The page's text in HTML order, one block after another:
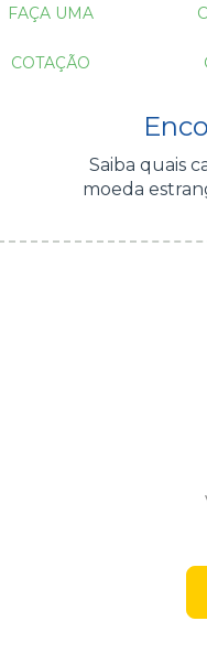
FAÇA UMA
COTAÇÃO
Saiba quais
moeda